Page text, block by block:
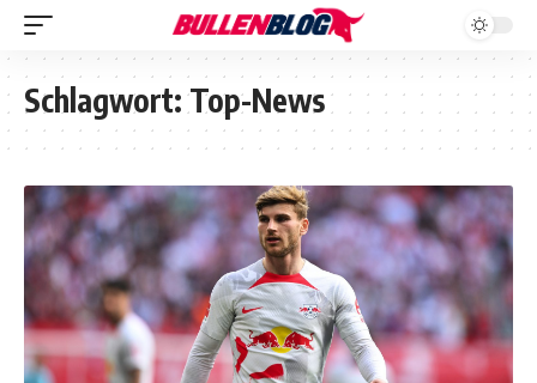
Schlagwort:Top-News